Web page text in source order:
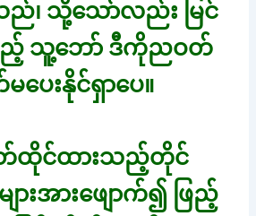
ည်၊ သို့သော်လည်း မြင်
သူ့ဘော် ဒီကိုညဝတ်
ပေးနိုင်ရှာပေ။
တ်ထိုင်ထားသည့်တိုင်
ားအားဖျောက်၍ ဖြည့်